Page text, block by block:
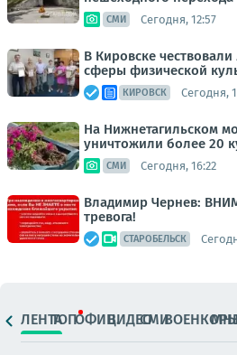
СМИ Сегодня, 12:57
В Кировске
сферы физической
КИРОВСК Сегодня,
На Нижнетагильском
уничтожили более 20
СМИ Сегодня, 16:22
Владимир Чернев:
тревога!
СТАРОБЕЛЬСК
ЛЕНТАТОПОФИЦ.ВИДЕОСМИ